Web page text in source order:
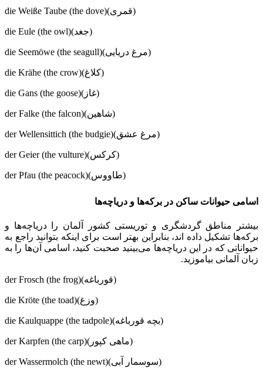
die Weiße Taube (the dove)(قمری)
die Eule (the owl)(جغد)
die Seemöwe (the seagull)(مرغ دریایی)
die Krähe (the crow)(کلاغ)
die Gans (the goose)(غاز)
der Falke (the falcon)(شاهین)
der Wellensittich (the budgie)(مرغ عشق)
der Geier (the vulture)(کرکس)
der Pfau (the peacock)(طاووس)
اسامی حیوانات ساکن در برکه‌ها و دریاچه‌ها
بیشتر مناطق گردشگری و توریستی کشور آلمان را دریاچه‌ها و
برکه‌ها تشکیل داده‌ اند، بنابراین بهتر است برای اینکه بتوانید راجع به
حیواناتی که در این دریاچه‌ها می‌بینید صحبت کنید، اسامی آن‌ها را به
زبان آلمانی بیاموزید.
der Frosch (the frog)(قورباغه)
die Kröte (the toad)(وزغ)
die Kaulquappe (the tadpole)(بچه قورباغه)
der Karpfen (the carp)(ماهی کپور)
der Wassermolch (the newt)(سوسمار آبی)